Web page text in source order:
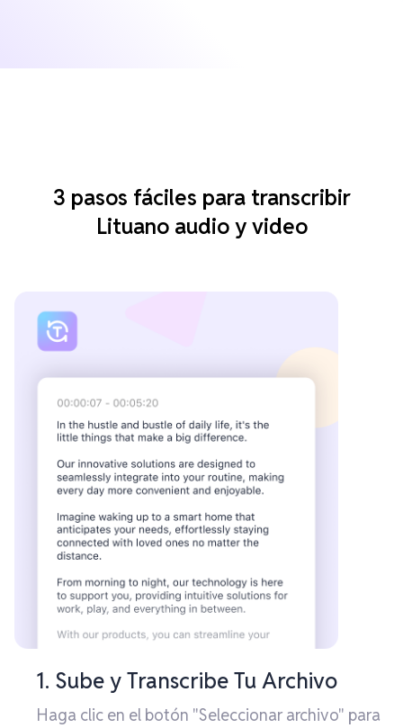
3 pasos fáciles para transcribir
Lituano audio y video
1. Sube y Transcribe Tu Archivo
Haga clic en el botón "Seleccionar archivo" para